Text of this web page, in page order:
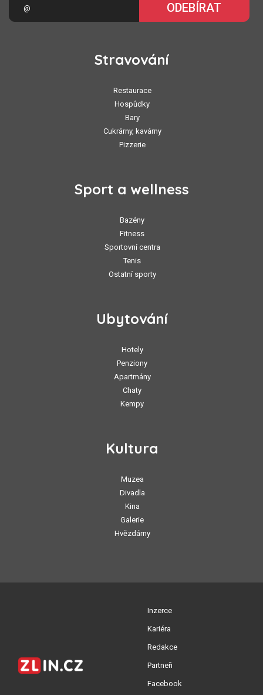
ODEBÍRAT
Stravování
Restaurace
Hospůdky
Bary
Cukrárny, kavárny
Pizzerie
Sport a wellness
Bazény
Fitness
Sportovní centra
Tenis
Ostatní sporty
Ubytování
Hotely
Penziony
Apartmány
Chaty
Kempy
Kultura
Muzea
Divadla
Kina
Galerie
Hvězdárny
Inzerce
Kariéra
Redakce
Partneři
Facebook